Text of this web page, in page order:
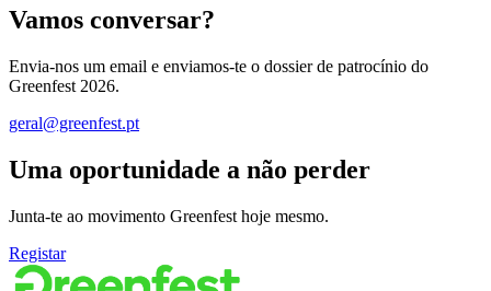
Vamos conversar?
Envia-nos um email e enviamos-te o dossier de patrocínio do
Greenfest 2026.
geral@greenfest.pt
Uma oportunidade a não perder
Junta-te ao movimento Greenfest hoje mesmo.
Registar